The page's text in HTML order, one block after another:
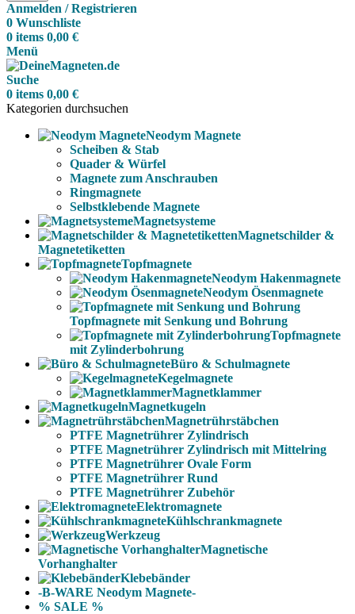
Anmelden / Registrieren
0 Wunschliste
0 items 0,00 €
Menü
Suche
0 items 0,00 €
Kategorien durchsuchen
Neodym Magnete
Scheiben & Stab
Quader & Würfel
Magnete zum Anschrauben
Ringmagnete
Selbstklebende Magnete
Magnetsysteme
Magnetschilder &
Magnetetiketten
Topfmagnete
Neodym Hakenmagnete
Neodym Ösenmagnete
Topfmagnete mit Senkung und Bohrung
Topfmagnete
mit Zylinderbohrung
Büro & Schulmagnete
Kegelmagnete
Magnetklammer
Magnetkugeln
Magnetrührstäbchen
PTFE Magnetrührer Zylindrisch
PTFE Magnetrührer Zylindrisch mit Mittelring
PTFE Magnetrührer Ovale Form
PTFE Magnetrührer Rund
PTFE Magnetrührer Zubehör
Elektromagnete
Kühlschrankmagnete
Werkzeug
Magnetische
Vorhanghalter
Klebebänder
-B-WARE Neodym Magnete-
% SALE %